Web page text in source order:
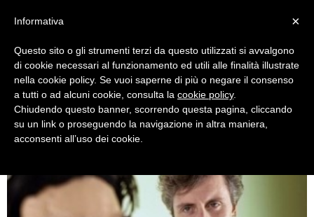
Tag: teatro secci
×
Informativa
Questo sito o gli strumenti terzi da questo utilizzati si avvalgono
di cookie necessari al funzionamento ed utili alle finalità illustrate
nella cookie policy. Se vuoi saperne di più o negare il consenso
a tutti o ad alcuni cookie, consulta la cookie policy.
Chiudendo questo banner, scorrendo questa pagina, cliccando
su un link o proseguendo la navigazione in altra maniera,
acconsenti all’uso dei cookie.